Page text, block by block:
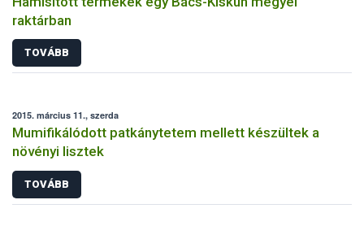
raktárban
TOVÁBB
2015. március 11., szerda
Mumifikálódott patkánytetem mellett készültek a
növényi lisztek
TOVÁBB